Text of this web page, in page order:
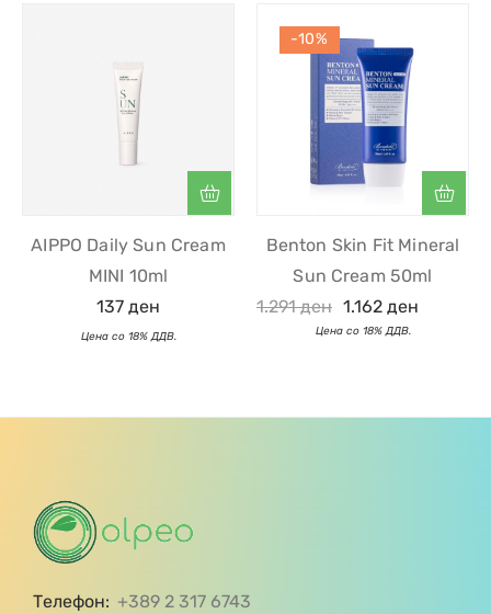
AIPPO Daily Sun Cream
MINI 10ml
137 ден
-10%
Benton Skin Fit Mineral
Sun Cream 50ml
1.291ден 1.162 ден
Телефон: +389 2 317 6743